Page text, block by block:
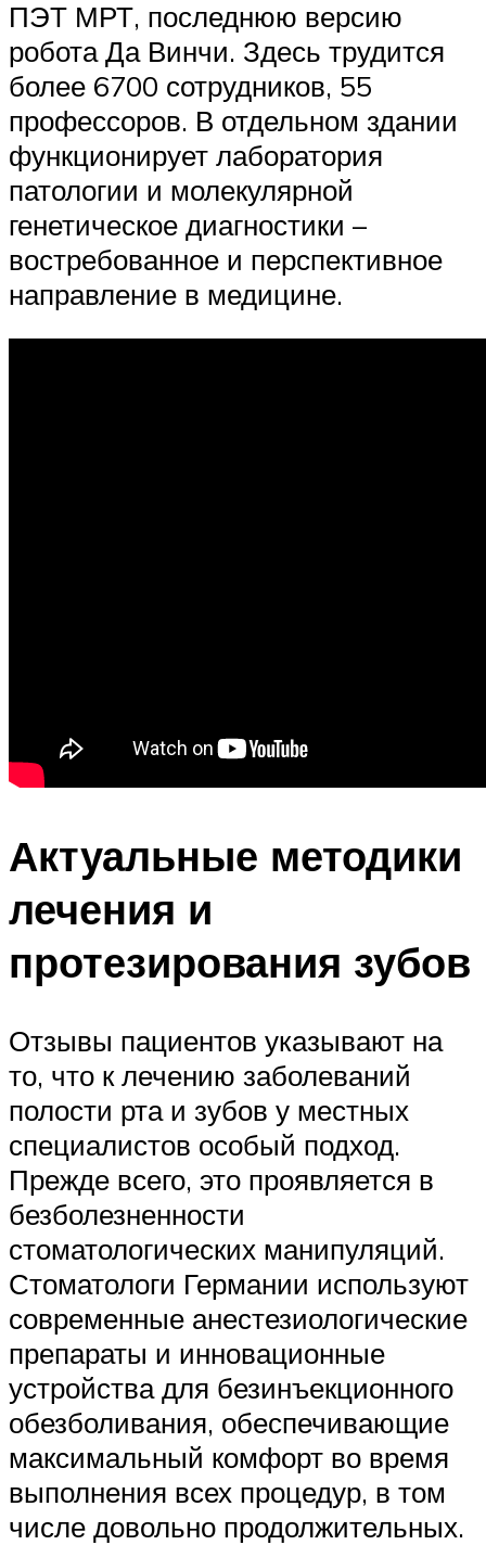
ПЭТ МРТ, последнюю версию
робота Да Винчи. Здесь трудится
более 6700 сотрудников, 55
профессоров. В отдельном здании
функционирует лаборатория
патологии и молекулярной
генетическое диагностики –
востребованное и перспективное
направление в медицине.
Актуальные методики
лечения и
протезирования зубов
Отзывы пациентов указывают на
то, что к лечению заболеваний
полости рта и зубов у местных
специалистов особый подход.
Прежде всего, это проявляется в
безболезненности
стоматологических манипуляций.
Стоматологи Германии используют
современные анестезиологические
препараты и инновационные
устройства для безинъекционного
обезболивания, обеспечивающие
максимальный комфорт во время
выполнения всех процедур, в том
числе довольно продолжительных.